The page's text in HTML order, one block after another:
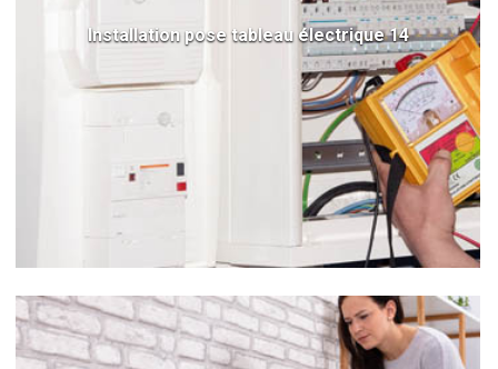
Installation pose tableau électrique 14